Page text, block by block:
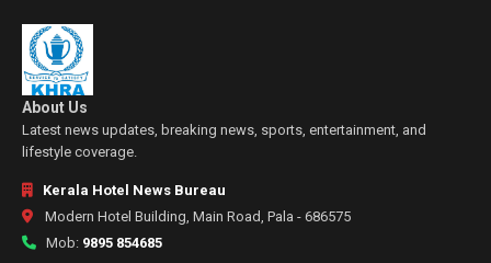
About Us
Latest news updates, breaking news, sports, entertainment, and
lifestyle coverage.
Kerala Hotel News Bureau
Modern Hotel Building, Main Road, Pala - 686575
Mob: 9895 854685